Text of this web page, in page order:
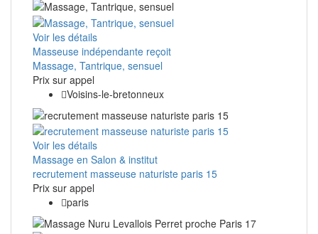
Voir les détails
Masseuse indépendante reçoit
Massage, Tantrique, sensuel
Prix ​​sur appel
Voisins-le-bretonneux
Voir les détails
Massage en Salon & institut
recrutement masseuse naturiste paris 15
Prix ​​sur appel
paris